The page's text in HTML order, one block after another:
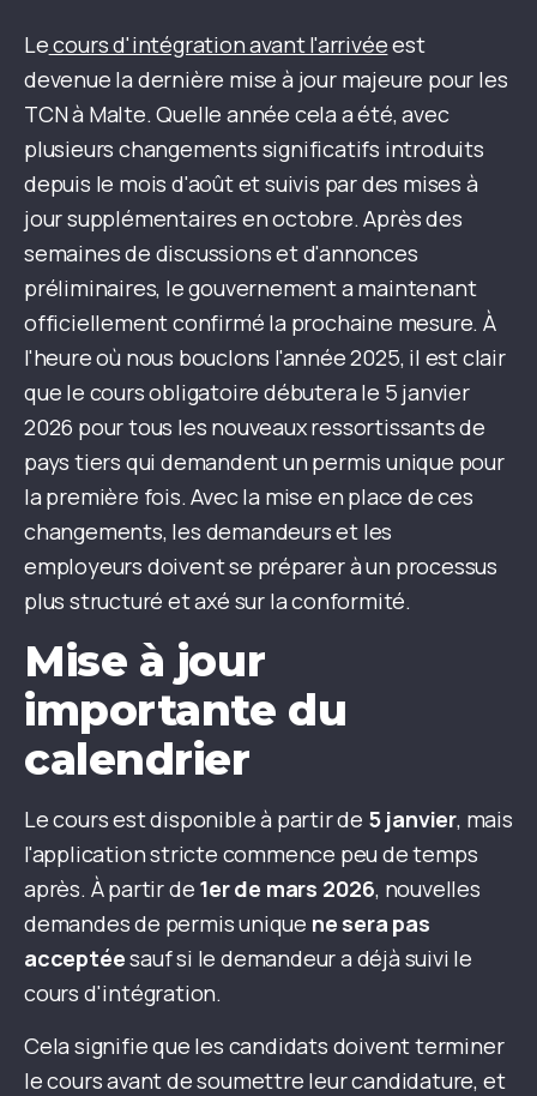
Lecours d'intégration avant l'arrivéeest
devenue la dernière mise à jour majeure pour les
TCN à Malte. Quelle année cela a été, avec
plusieurs changements significatifs introduits
depuis le mois d'août et suivis par des mises à
jour supplémentaires en octobre. Après des
semaines de discussions et d'annonces
préliminaires, le gouvernement a maintenant
officiellement confirmé la prochaine mesure. À
l'heure où nous bouclons l'année 2025, il est clair
que le cours obligatoire débutera le 5 janvier
2026 pour tous les nouveaux ressortissants de
pays tiers qui demandent un permis unique pour
la première fois. Avec la mise en place de ces
changements, les demandeurs et les
employeurs doivent se préparer à un processus
plus structuré et axé sur la conformité.
Mise à jour
importante du
calendrier
Le cours est disponible à partir de 5 janvier, mais
l'application stricte commence peu de temps
après. À partir de 1er de mars 2026, nouvelles
demandes de permis unique ne sera pas
acceptéesauf si le demandeur a déjà suivi le
cours d'intégration.
Cela signifie que les candidats doivent terminer
le cours avant de soumettre leur candidature, et